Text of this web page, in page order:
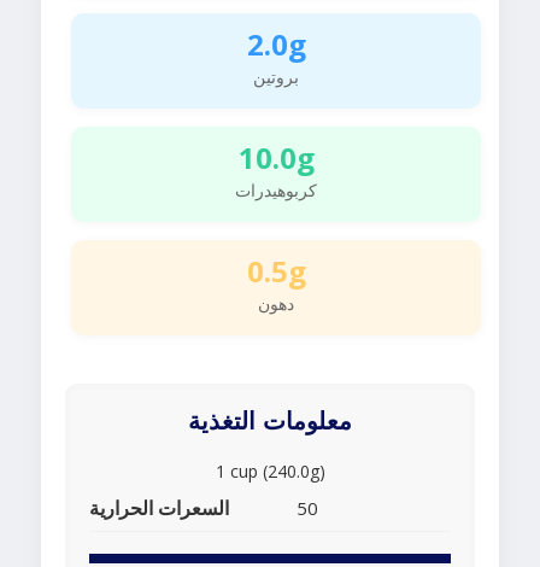
2.0g
بروتين
10.0g
كربوهيدرات
0.5g
دهون
معلومات التغذية
1 cup (240.0g)
السعرات الحرارية 50